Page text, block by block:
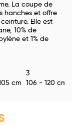
La coupe de
hanches et offre
Elle est
10% de
et 1% de
3
cm 106 - 120 cm